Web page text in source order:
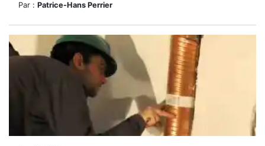
Par : Patrice-Hans Perrier